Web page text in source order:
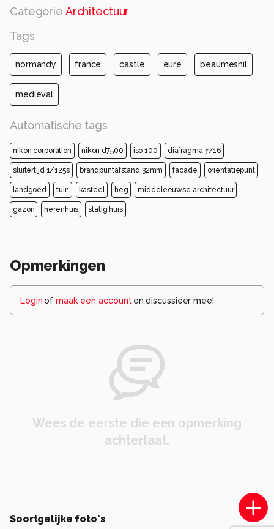
Categorie Architectuur
Tags
normandy france castle eure beaumesnil
medieval
Automatische tags
nikon corporation nikon d7500 iso 100 diafragma ƒ/16
sluitertijd 1/125s brandpuntafstand 32mm facade oriëntatiepunt
landgoed tuin kasteel heg middeleeuwse architectuur
gazon herenhuis statig huis
Opmerkingen
Loginof maak een account en discussieer mee!
Wees de eerste die een opmerking
achterlaat.
Soortgelijke foto's